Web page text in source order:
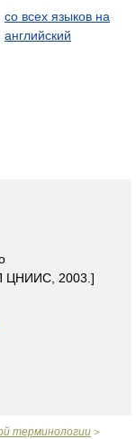
со всех языков на
английский
ЦНИИС, 2003.]
терминологии >